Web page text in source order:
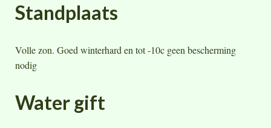
Standplaats
Volle zon. Goed winterhard en tot -10c geen bescherming
nodig
Water gift